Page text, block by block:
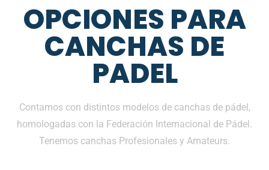
OPCIONES PARA
CANCHAS DE
PADEL
Contamos con distintos modelos de canchas de pádel,
homologadas con la Federación Internacional de Pádel.
Tenemos canchas Profesionales y Amateurs.